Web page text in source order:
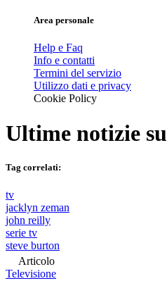
Area personale
Help e Faq
Info e contatti
Termini del servizio
Utilizzo dati e privacy
Cookie Policy
Ultime notizie su
Tag correlati:
tv
jacklyn zeman
john reilly
serie tv
steve burton
Articolo
Televisione